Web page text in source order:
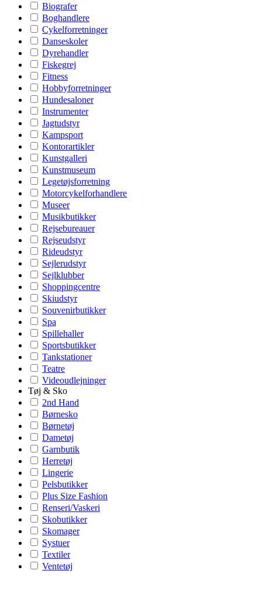
Biografer
Boghandlere
Cykelforretninger
Danseskoler
Dyrehandler
Fiskegrej
Fitness
Hobbyforretninger
Hundesaloner
Instrumenter
Jagtudstyr
Kampsport
Kontorartikler
Kunstgalleri
Kunstmuseum
Legetøjsforretning
Motorcykelforhandlere
Museer
Musikbutikker
Rejsebureauer
Rejseudstyr
Rideudstyr
Sejlerudstyr
Sejlklubber
Shoppingcentre
Skiudstyr
Souvenirbutikker
Spa
Spillehaller
Sportsbutikker
Tankstationer
Teatre
Videoudlejninger
Tøj & Sko
2nd Hand
Børnesko
Børnetøj
Dametøj
Garnbutik
Herretøj
Lingerie
Pelsbutikker
Plus Size Fashion
Renseri/Vaskeri
Skobutikker
Skomager
Systuer
Textiler
Ventetøj